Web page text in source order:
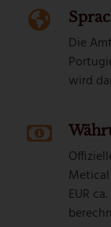
Die
wird
Metical
EUR